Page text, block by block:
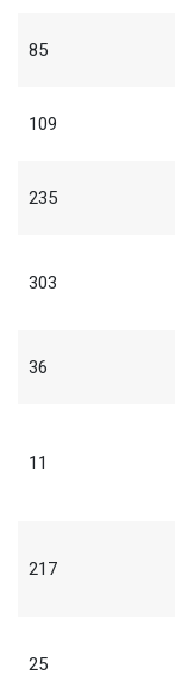
85
109
235
303
36
11
217
25